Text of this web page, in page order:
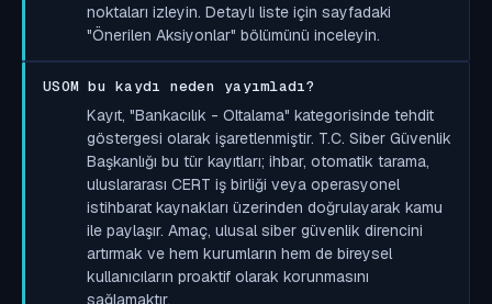
noktaları izleyin. Detaylı liste için sayfadaki
"Önerilen Aksiyonlar" bölümünü inceleyin.
USOM bu kaydı neden yayımladı?
Kayıt, "Bankacılık - Oltalama" kategorisinde tehdit
göstergesi olarak işaretlenmiştir. T.C. Siber Güvenlik
Başkanlığı bu tür kayıtları; ihbar, otomatik tarama,
uluslararası CERT iş birliği veya operasyonel
istihbarat kaynakları üzerinden doğrulayarak kamu
ile paylaşır. Amaç, ulusal siber güvenlik direncini
artırmak ve hem kurumların hem de bireysel
kullanıcıların proaktif olarak korunmasını
sağlamaktır.